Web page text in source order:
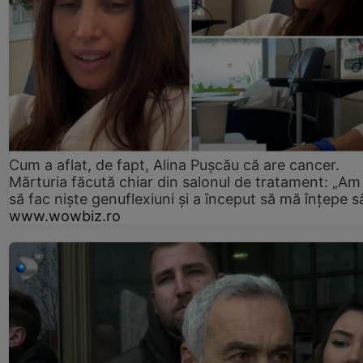
Cum a aflat, de fapt, Alina Pușcău că are cancer.
Mărturia făcută chiar din salonul de tratament:
să fac niște genuflexiuni și a început să mă înțepe
www.wowbiz.ro